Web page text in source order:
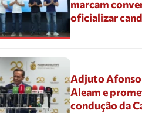
marcam
oficializar
Adjuto Afonso
Aleam e
condução da